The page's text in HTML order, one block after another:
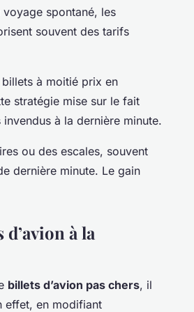
spontané, les
souvent des tarifs
à moitié prix en
stratégie mise sur le fait
à la dernière minute.
ou des escales, souvent
dernière minute. Le gain
à la
billets d’avion pas chers, il
effet, en modifiant